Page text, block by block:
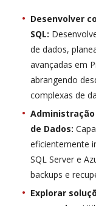
Desenvolver
SQL:
de dados,
avançadas em
abrangendo
complexas de
de Dados:
eficientemente
SQL Server e
backups e
Explorar